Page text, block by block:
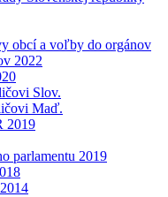
obcí a voľby do orgánov
2022
Slov.
Maď.
2019
parlamentu 2019